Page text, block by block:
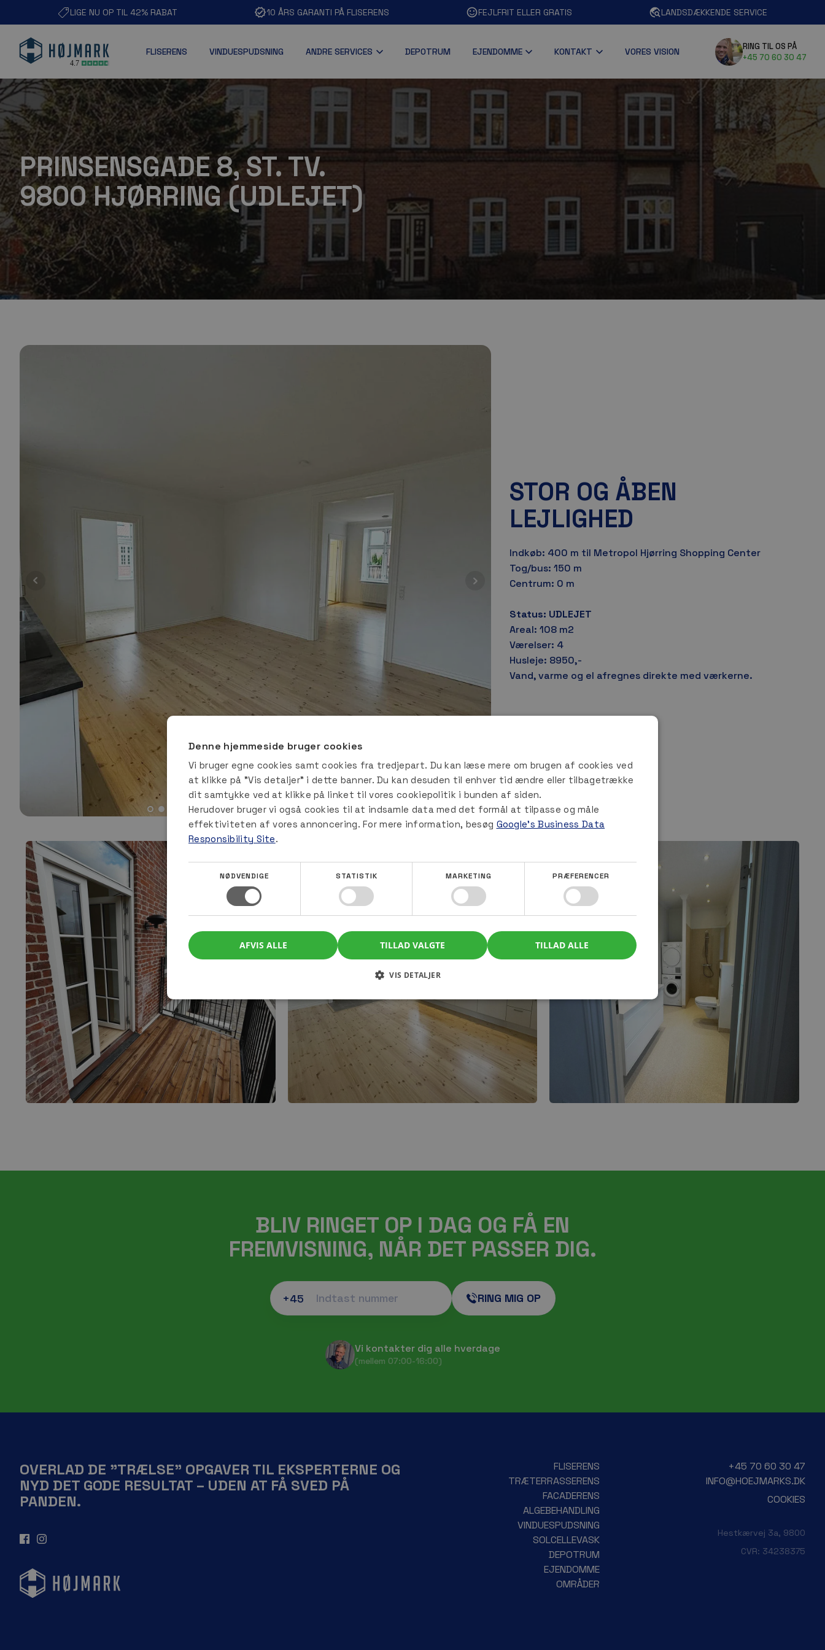
LIGE NU OP TIL 42% RABAT 10 ÅRS GARANTI PÅ FLISERENS FEJLFRIT ELLER GRATIS LANDSDÆKKENDE SERVICE
FLISERENS VINDUESPUDSNING ANDRE SERVICES DEPOTRUM EJENDOMME KONTAKT VORES VISION
RING TIL OS PÅ
+45 70 60 30 47
PRINSENSGADE 8, ST. TV.
9800 HJØRRING (UDLEJET)
STOR OG ÅBEN
LEJLIGHED
Indkøb: 400 m til Metropol Hjørring Shopping Center
Tog/bus: 150 m
Centrum: 0 m
Status: UDLEJET
Areal: 108 m2
Værelser: 4
Husleje: 8950,-
Vand, varme og el afregnes direkte med værkerne.
BLIV RINGET OP I DAG OG FÅ EN
FREMVISNING, NÅR DET PASSER DIG.
+45 RING MIG OP
Vi kontakter dig alle hverdage
(mellem 07:00-16:00)
OVERLAD DE ”TRÆLSE” OPGAVER TIL EKSPERTERNE OG
NYD DET GODE RESULTAT – UDEN AT FÅ SVED PÅ
PANDEN.
FLISERENS
TRÆTERRASSERENS
FACADERENS
ALGEBEHANDLING
VINDUESPUDSNING
SOLCELLEVASK
DEPOTRUM
EJENDOMME
OMRÅDER
+45 70 60 30 47
INFO@HOEJMARKS.DK
COOKIES
Hestkærvej 3a, 9800
CVR: 34238375
Denne hjemmeside bruger cookies
Vi bruger egne cookies samt cookies fra tredjepart. Du kan læse mere om brugen af cookies ved
at klikke på ”Vis detaljer” i dette banner. Du kan desuden til enhver tid ændre eller tilbagetrække
dit samtykke ved at klikke på linket til vores cookiepolitik i bunden af siden.
Herudover bruger vi også cookies til at indsamle data med det formål at tilpasse og måle
effektiviteten af vores annoncering. For mere information, besøg Google's Business Data
Responsibility Site.
NØDVENDIGE STATISTIK MARKETING PRÆFERENCER
TILLAD VALGTE TILLAD ALLE
AFVIS ALLE
VIS DETALJER